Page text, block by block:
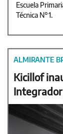
Escuela
Técnica N°1.
ALMIRANTE
Kicillof